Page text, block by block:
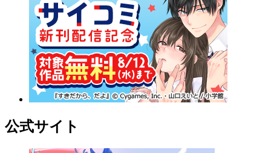
公式サイト